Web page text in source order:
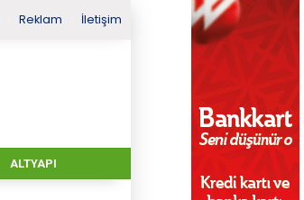
Reklam İletişim
ALTYAPI